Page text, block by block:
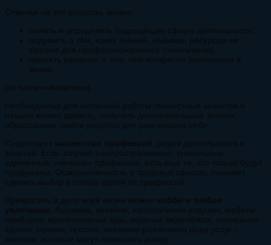
Отвечая на эти вопросы, можно:
понять и определить подходящие сферы деятельности;
подумать о том, каких знаний, навыков, ресурсов не
хватает для профессионального становления;
принять решение о том, чем конкретно заниматься в
жизни.
[sc name=»Adsense»]
Необходимые для желанной работы личностные качества и
навыки можно развить, получить дополнительные знания,
образование, найти ресурсы для реализации себя.
Существует множество профессий
, родов деятельности и
занятий. Есть широко распространенные, уникальные,
единичные, «вечные» профессии, есть еще те, что только будут
придуманы. Осведомленность о трудовых сферах, поможет
сделать выбор в пользу одной из профессий.
Превратить в дело всей жизни можно
хобби и любое
увлечение
. Вышивка, вязание, изготовление игрушек, мебели,
приборов, приготовление еды, ведение видеоблога, написание
картин, музыки, текстов, оказание различного рода услуг –
занятия, которые могут приносить доход.